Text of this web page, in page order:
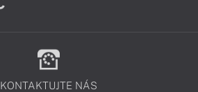
KONTAKTUJTE NÁS